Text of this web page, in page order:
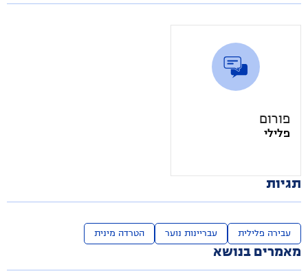
פורום
פלילי
תגיות
עבירה פלילית עבריינות נוער הטרדה מינית
מאמרים בנושא